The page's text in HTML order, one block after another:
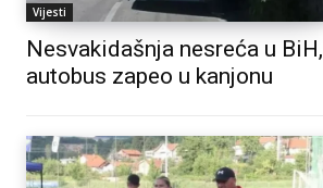
Vijesti
Nesvakidašnja nesreća u BiH,
autobus zapeo u kanjonu